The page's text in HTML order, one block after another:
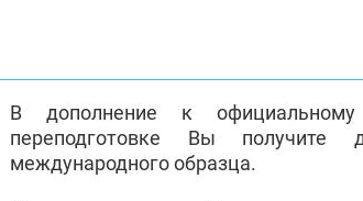
В дополнение к
переподготовке Вы
международного образца.